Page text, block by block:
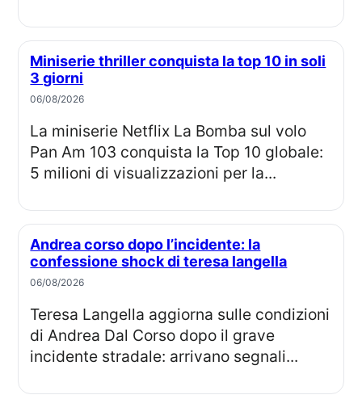
Miniserie thriller conquista la top 10 in soli
3 giorni
06/08/2026
La miniserie Netflix La Bomba sul volo
Pan Am 103 conquista la Top 10 globale:
5 milioni di visualizzazioni per la...
Andrea corso dopo l’incidente: la
confessione shock di teresa langella
06/08/2026
Teresa Langella aggiorna sulle condizioni
di Andrea Dal Corso dopo il grave
incidente stradale: arrivano segnali...